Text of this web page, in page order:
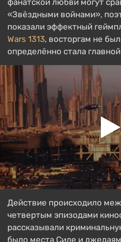
фанатской любви могут
«Звёздными войнами»,
показали эффектный
Wars 1313, восторгам не
определённо стала
Действие происходило
четвертым эпизодами
рассказывали
было места Силе и